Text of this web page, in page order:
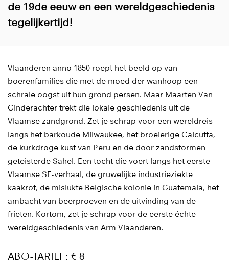
de 19de eeuw en een wereldgeschiedenis
tegelijkertijd!
Vlaanderen anno 1850 roept het beeld op van
boerenfamilies die met de moed der wanhoop een
schrale oogst uit hun grond persen. Maar Maarten Van
Ginderachter trekt die lokale geschiedenis uit de
Vlaamse zandgrond. Zet je schrap voor een wereldreis
langs het barkoude Milwaukee, het broeierige Calcutta,
de kurkdroge kust van Peru en de door zandstormen
geteisterde Sahel. Een tocht die voert langs het eerste
Vlaamse SF-verhaal, de gruwelijke industrieziekte
kaakrot, de mislukte Belgische kolonie in Guatemala, het
ambacht van beerproeven en de uitvinding van de
frieten. Kortom, zet je schrap voor de eerste échte
wereldgeschiedenis van Arm Vlaanderen.
ABO-TARIEF: € 8